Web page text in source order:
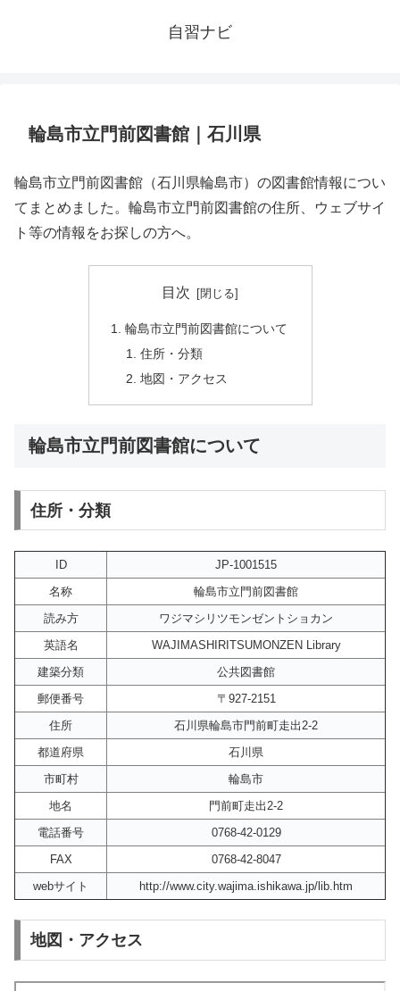
自習ナビ
輪島市立門前図書館｜石川県
輪島市立門前図書館（石川県輪島市）の図書館情報につい
てまとめました。輪島市立門前図書館の住所、ウェブサイ
ト等の情報をお探しの方へ。
目次
輪島市立門前図書館について
住所・分類
地図・アクセス
輪島市立門前図書館について
住所・分類
ID
JP-1001515
名称
輪島市立門前図書館
読み方
ワジマシリツモンゼントショカン
英語名
WAJIMASHIRITSUMONZEN Library
建築分類
公共図書館
郵便番号
〒927-2151
住所
石川県輪島市門前町走出2-2
都道府県
石川県
市町村
輪島市
地名
門前町走出2-2
電話番号
0768-42-0129
FAX
0768-42-8047
webサイト
http://www.city.wajima.ishikawa.jp/lib.htm
地図・アクセス